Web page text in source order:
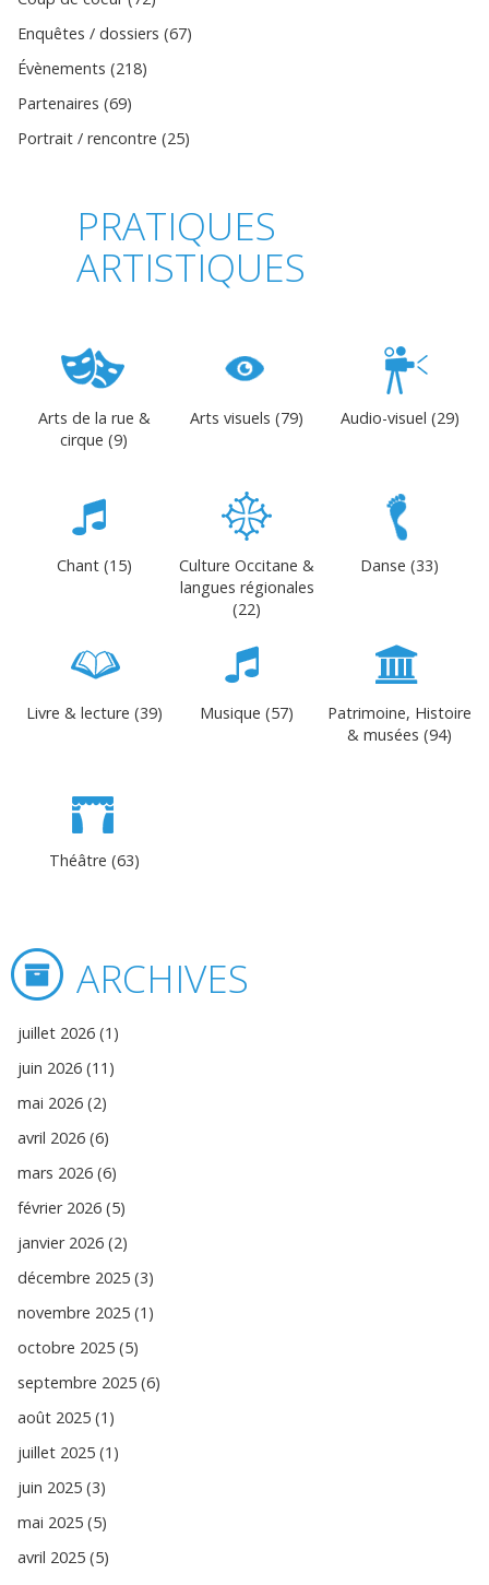
Enquêtes / dossiers (67)
Évènements (218)
Partenaires (69)
Portrait / rencontre (25)
PRATIQUES
ARTISTIQUES
Arts de la rue &
cirque (9)
Arts visuels (79) Audio-visuel (29)
Chant (15)
Culture Occitane &
langues régionales
(22)
Danse (33)
Livre & lecture (39) Musique (57)
Patrimoine, Histoire
& musées (94)
Théâtre (63)
ARCHIVES
juillet 2026 (1)
juin 2026 (11)
mai 2026 (2)
avril 2026 (6)
mars 2026 (6)
février 2026 (5)
janvier 2026 (2)
décembre 2025 (3)
novembre 2025 (1)
octobre 2025 (5)
septembre 2025 (6)
août 2025 (1)
juillet 2025 (1)
juin 2025 (3)
mai 2025 (5)
avril 2025 (5)